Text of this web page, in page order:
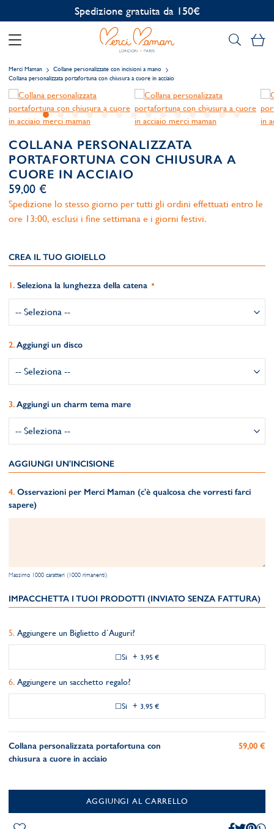
Personalizzazione gratuita
Il
Merci Maman
Collane personalizzate con incisioni a mano
Collana personalizzata portafortuna con chiusura a cuore in acciaio
COLLANA PERSONALIZZATA
PORTAFORTUNA CON CHIUSURA A
CUORE IN ACCIAIO
59,00 €
Spedizione lo stesso giorno per tutti gli ordini effettuati entro le
ore 13:00, esclusi i fine settimana e i giorni festivi.
CREA IL TUO GIOIELLO
Seleziona la lunghezza della catena
Aggiungi un disco
Aggiungi un charm tema mare
AGGIUNGI UN'INCISIONE
Osservazioni per Merci Maman (c'è qualcosa che vorresti farci
sapere)
Massimo 1000 caratteri (1000 rimanenti)
IMPACCHETTA I TUOI PRODOTTI (INVIATO SENZA FATTURA)
Aggiungere un Biglietto d´Auguri?
Si + 3,95 €
Aggiungere un sacchetto regalo?
Si + 3,95 €
Collana personalizzata portafortuna con
chiusura a cuore in acciaio
59,00 €
AGGIUNGI AL CARRELLO